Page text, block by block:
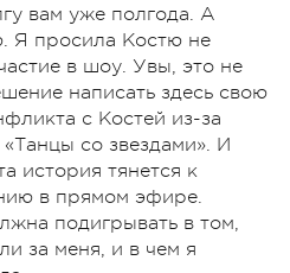
вам уже полгода. А
Я просила Костю не
в шоу. Увы, это не
написать здесь свою
с Костей из-за
со звездами». И
история тянется к
в прямом эфире.
подигрывать в том,
за меня, и в чем я